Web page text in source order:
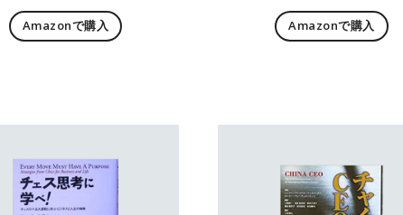
Amazonで購入 Amazonで購入